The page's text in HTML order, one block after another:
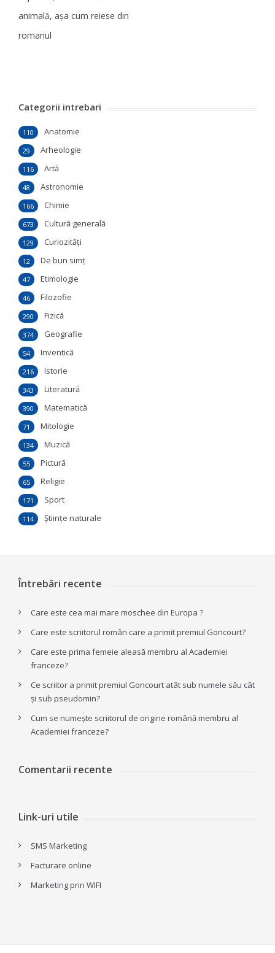
animală, aşa cum reiese din
romanul
Categorii intrebari
Anatomie
110
Arheologie
29
Artă
116
Astronomie
48
Chimie
166
Cultură generală
673
Curiozităţi
129
De bun simţ
12
Etimologie
47
Filozofie
46
Fizică
290
Geografie
374
Inventică
54
Istorie
216
Literatură
343
Matematică
390
Mitologie
71
Muzică
134
Pictură
55
Religie
65
Sport
171
Ştiinţe naturale
114
Întrebări recente
Care este cea mai mare moschee din Europa ?
Care este scriitorul român care a primit premiul Goncourt?
Care este prima femeie aleasă membru al Academiei
franceze?
Ce scriitor a primit premiul Goncourt atât sub numele său cât
și sub pseudomin?
Cum se numește scriitorul de origine română membru al
Academiei franceze?
Comentarii recente
Link-uri utile
SMS Marketing
Facturare online
Marketing prin WIFI